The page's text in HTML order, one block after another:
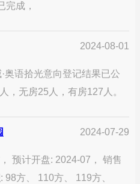
完成，
2024-08-01
奥语拾光意向登记结果已公
，无房25人，有房127人。
2024-07-29
预计开盘: 2024-07， 销售
方、 110方、 119方、